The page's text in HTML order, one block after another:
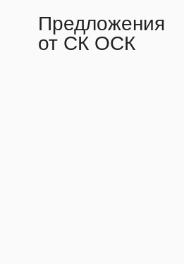
Предложения
от СК ОСК